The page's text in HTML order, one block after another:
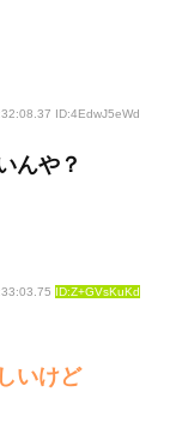
ID:4EdwJ5eWd
んや？
ID:Z+GVsKuKd
いけど